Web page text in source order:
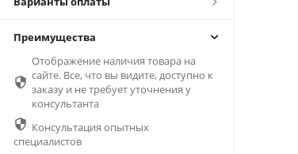
Преимущества

Отображение наличия товара на
сайте. Все, что вы видите, доступно к
заказу и не требует уточнения у
консультанта
 Консультация опытных
специалистов